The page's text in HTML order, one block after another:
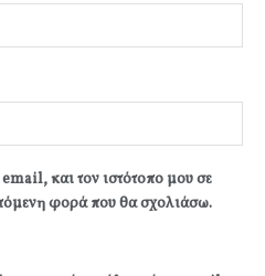
και τον ιστότοπο μου σε
φορά που θα σχολιάσω.